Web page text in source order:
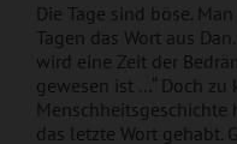
Die Tage sind böse.
Tagen das Wort aus
wird eine Zeit der
gewesen ist …“ Doch zu
das letzte Wort gehabt.